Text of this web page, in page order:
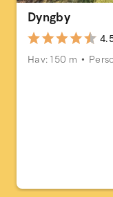
Dyngby
Hav: 150 m